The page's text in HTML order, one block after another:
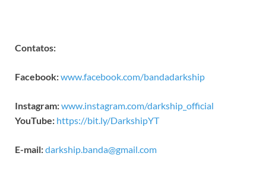
Contatos:
Facebook:www.facebook.com/bandadarkship
Instagram:www.instagram.com/darkship_official
YouTube: https://bit.ly/DarkshipYT
E-mail:darkship.banda@gmail.com